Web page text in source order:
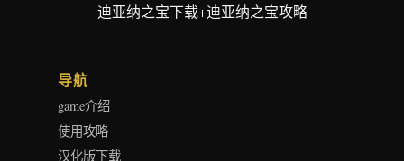
迪亚纳之宝下载+迪亚纳之宝攻略
导航
game介绍
使用攻略
汉化版下载